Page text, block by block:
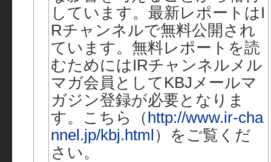
しています。最新レポートはI
Rチャンネルで無料公開され
ています。無料レポートを読
むためにはIRチャンネルメル
マガ会員としてKBJメールマ
ガジン登録が必要となりま
す。こちら（http://www.ir-cha
nnel.jp/kbj.html ）をご覧くだ
さい。